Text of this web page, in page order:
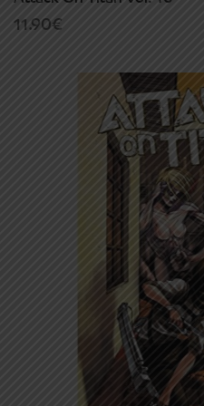
11.90€